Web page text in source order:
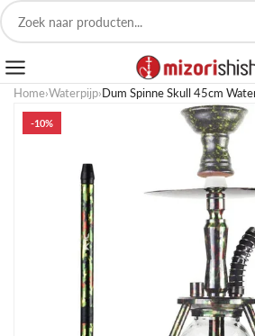
Home›Waterpijp›Dum Spinne Skull 45cm
-10%